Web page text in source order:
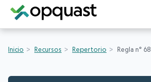
Inicio Recursos Repertorio Regla n° 68